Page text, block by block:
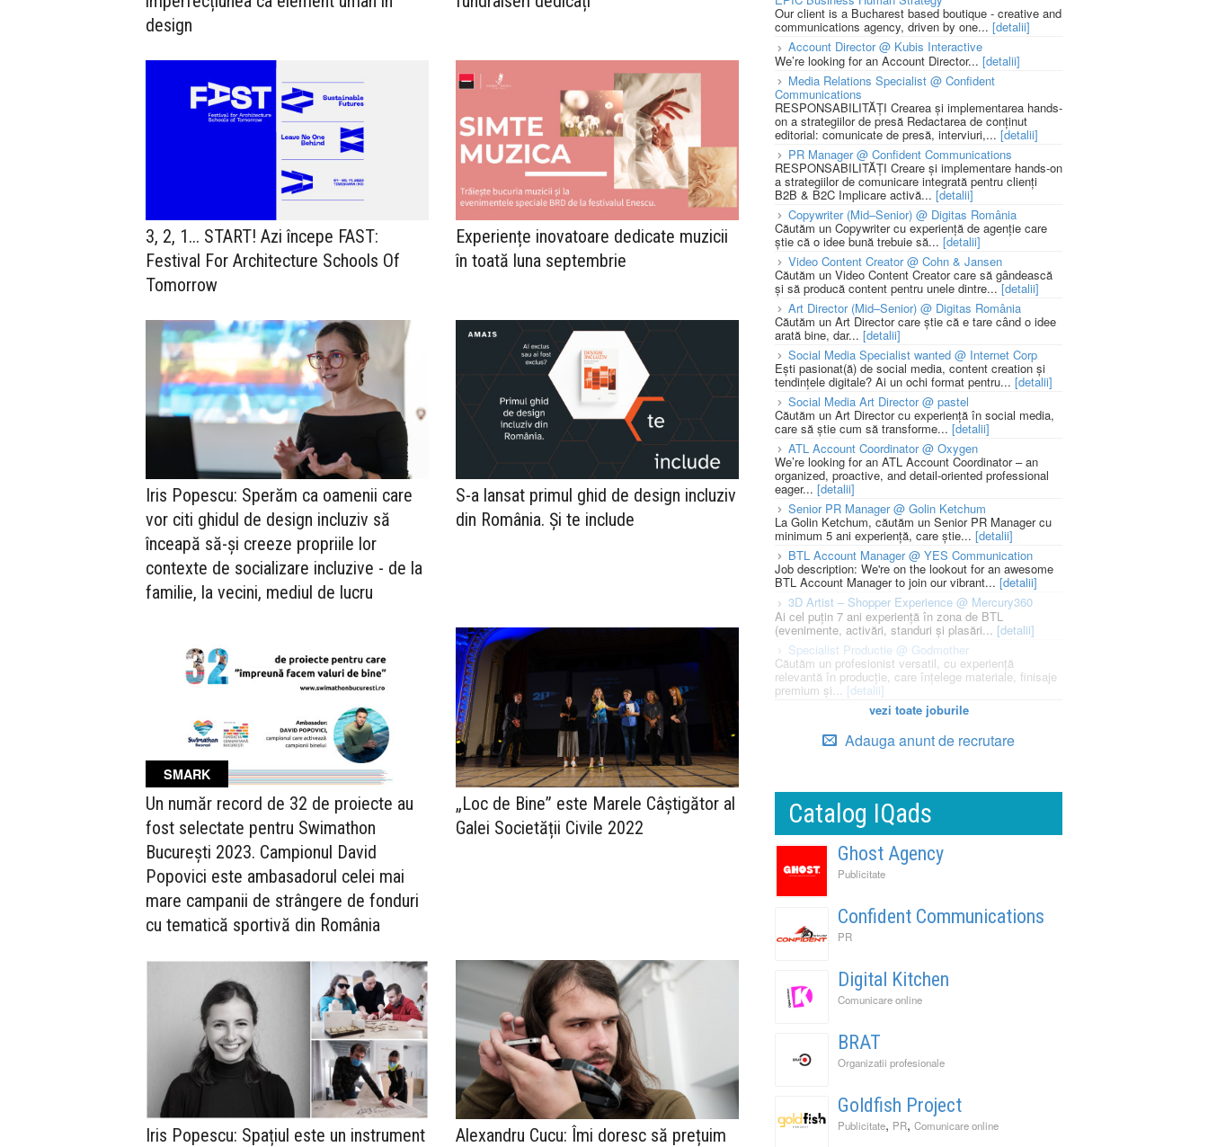
design
3, 2, 1... START! Azi începe FAST:
Festival For Architecture Schools Of
Tomorrow
Experiențe inovatoare dedicate muzicii
în toată luna septembrie
Iris Popescu: Sperăm ca oamenii care
vor citi ghidul de design incluziv să
înceapă să-și creeze propriile lor
contexte de socializare incluzive - de la
familie, la vecini, mediul de lucru
S-a lansat primul ghid de design incluziv
din România. Și te include
SMARK
Un număr record de 32 de proiecte au
fost selectate pentru Swimathon
București 2023. Campionul David
Popovici este ambasadorul celei mai
mare campanii de strângere de fonduri
cu tematică sportivă din România
„Loc de Bine” este Marele Câștigător al
Galei Societății Civile 2022
Iris Popescu: Spațiul este un instrument
Alexandru Cucu: Îmi doresc să prețuim
Our client is a Bucharest based boutique - creative and
communications agency, driven by one... [detalii]
Account Director @ Kubis Interactive
We’re looking for an Account Director... [detalii]
Media Relations Specialist @ Confident
Communications
RESPONSABILITĂȚI Crearea și implementarea hands-
on a strategiilor de presă Redactarea de conținut
editorial: comunicate de presă, interviuri,... [detalii]
PR Manager @ Confident Communications
RESPONSABILITĂȚI Creare și implementare hands-on
a strategiilor de comunicare integrată pentru clienți
B2B & B2C Implicare activă... [detalii]
Copywriter (Mid–Senior) @ Digitas România
Căutăm un Copywriter cu experiență de agenție care
știe că o idee bună trebuie să... [detalii]
Video Content Creator @ Cohn & Jansen
Căutăm un Video Content Creator care să gândească
și să producă content pentru unele dintre...[detalii]
Art Director (Mid–Senior) @ Digitas România
Căutăm un Art Director care știe că e tare când o idee
arată bine, dar... [detalii]
Social Media Specialist wanted @ Internet Corp
Ești pasionat(ă) de social media, content creation și
tendințele digitale? Ai un ochi format pentru... [detalii]
Social Media Art Director @ pastel
Căutăm un Art Director cu experiență în social media,
care să știe cum să transforme... [detalii]
ATL Account Coordinator @ Oxygen
We’re looking for an ATL Account Coordinator – an
organized, proactive, and detail-oriented professional
eager... [detalii]
Senior PR Manager @ Golin Ketchum
La Golin Ketchum, căutăm un Senior PR Manager cu
minimum 5 ani experiență, care știe... [detalii]
BTL Account Manager @ YES Communication
Job description: We're on the lookout for an awesome
BTL Account Manager to join our vibrant... [detalii]
3D Artist – Shopper Experience @ Mercury360
Ai cel puțin 7 ani experiență în zona de BTL
(evenimente, activări, standuri și plasări... [detalii]
Specialist Productie @ Godmother
Căutăm un profesionist versatil, cu experiență
relevantă în producție, care înțelege materiale, finisaje
premium și... [detalii]
vezi toate joburile
Adauga anunt de recrutare
Catalog IQads
Ghost Agency
Publicitate
Confident Communications
PR
Digital Kitchen
Comunicare online
BRAT
Organizatii profesionale
Goldfish Project
Publicitate, PR, Comunicare online